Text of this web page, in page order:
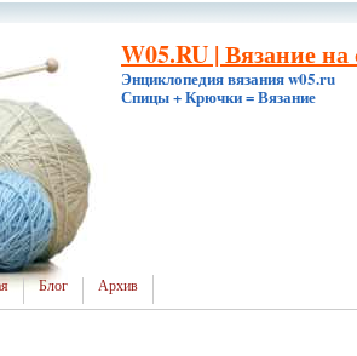
W05.RU | Вязание
Энциклопедия вязания w05.ru
Спицы + Крючки = Вязание
Блог Архив